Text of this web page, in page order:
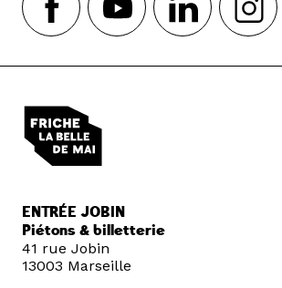
ENTRÉE JOBIN
Piétons & billetterie
41 rue Jobin
13003 Marseille